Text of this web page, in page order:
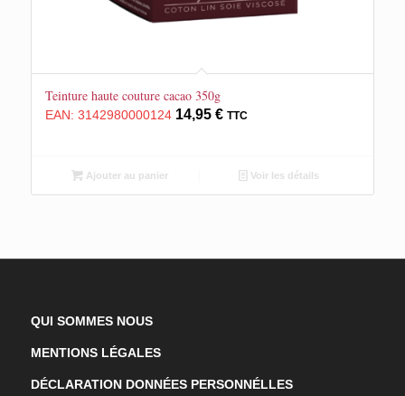
Teinture haute couture cacao 350g
EAN: 3142980000124 14,95 € TTC
Ajouter au panier Voir les détails
QUI SOMMES NOUS
MENTIONS LÉGALES
DÉCLARATION DONNÉES PERSONNÉLLES